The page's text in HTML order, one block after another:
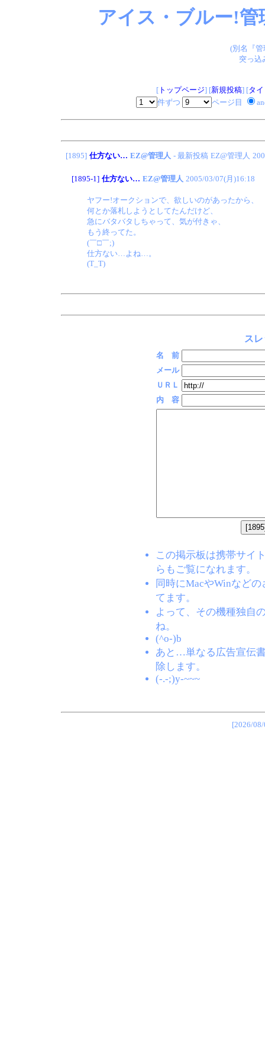
アイス・ブルー!
(別名『
突っ込
[トップページ] [新規投稿] [タ
件ずつ
ページ目
[1895] 仕方ない… EZ@管理人 - 最新投稿 EZ@管理人
[1895-1] 仕方ない… EZ@管理人 2005/03/07(月)16:18
ヤフー!オークションで、欲しいのがあったから、
何とか落札しようとしてたんだけど、
急にバタバタしちゃって、気が付きゃ、
もう終ってた。
(￣□￣;)
仕方ない…よね…。
(T_T)
ス
名 前
メール
ＵＲＬ
内 容
この掲示板は携帯サイ
らもご覧になれます。
同時にMacやWinなど
てます。
よって、その機種独自
ね。
(^o-)b
あと…単なる広告宣伝
除します。
(-.-;)y-~~~
[2026/